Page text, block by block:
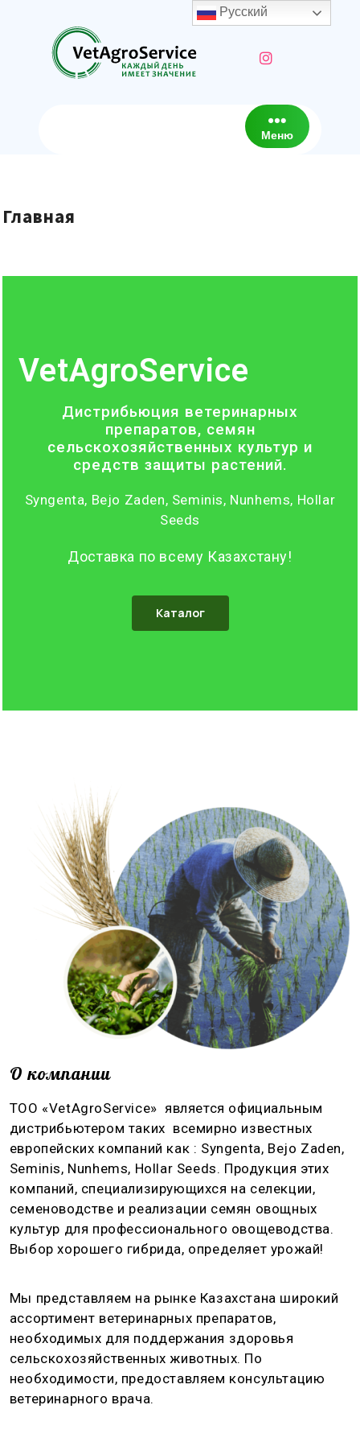
Меню
Главная
VetAgroService
Дистрибьюция ветеринарных
препаратов, семян
сельскохозяйственных культур и
средств защиты растений.
Syngenta, Bejo Zaden, Seminis, Nunhems, Hollar
Seeds
Доставка по всему Казахстану!
Каталог
О компании
ТОО «VetAgroService» является официальным
дистрибьютером таких всемирно известных
европейских компаний как : Syngenta, Bejo Zaden,
Seminis, Nunhems, Hollar Seeds. Продукция этих
компаний, специализирующихся на селекции,
семеноводстве и реализации семян овощных
культур для профессионального овощеводства.
Выбор хорошего гибрида, определяет урожай!
Мы представляем на рынке Казахстана широкий
ассортимент ветеринарных препаратов,
необходимых для поддержания здоровья
сельскохозяйственных животных. По
необходимости, предоставляем консультацию
ветеринарного врача.
Русский